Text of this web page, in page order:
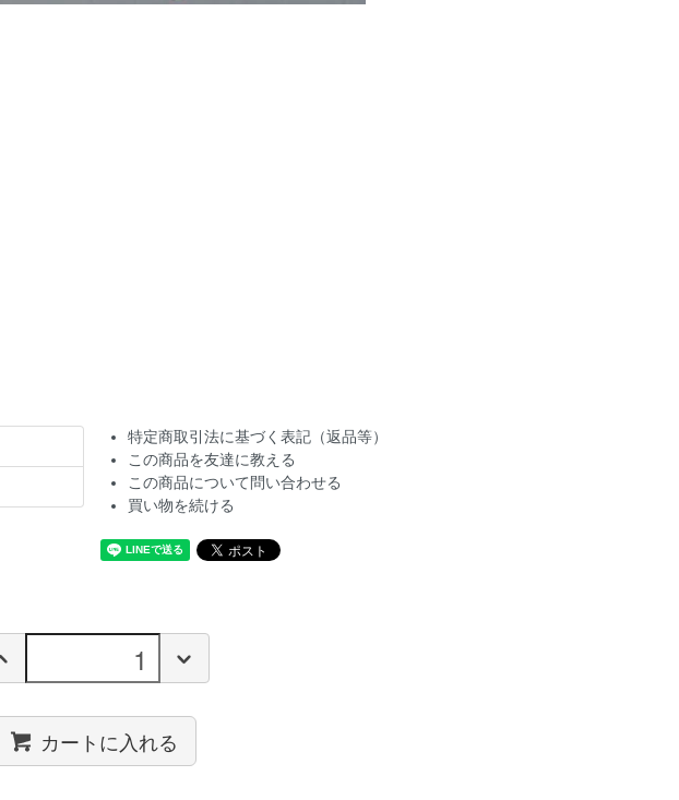
特定商取引法に基づく表記（返品等）
この商品を友達に教える
この商品について問い合わせる
買い物を続ける
カートに入れる